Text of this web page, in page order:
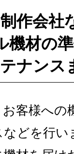
作会社
機材の
ナンス
客様への
どを行い